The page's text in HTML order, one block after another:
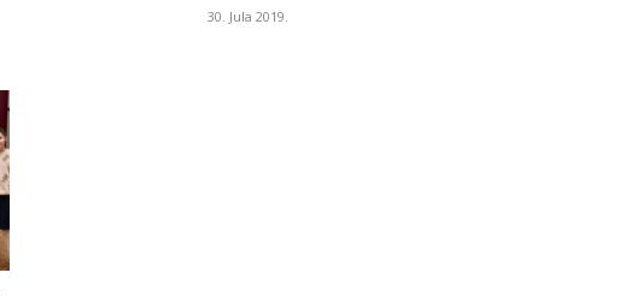
30. Jula 2019.